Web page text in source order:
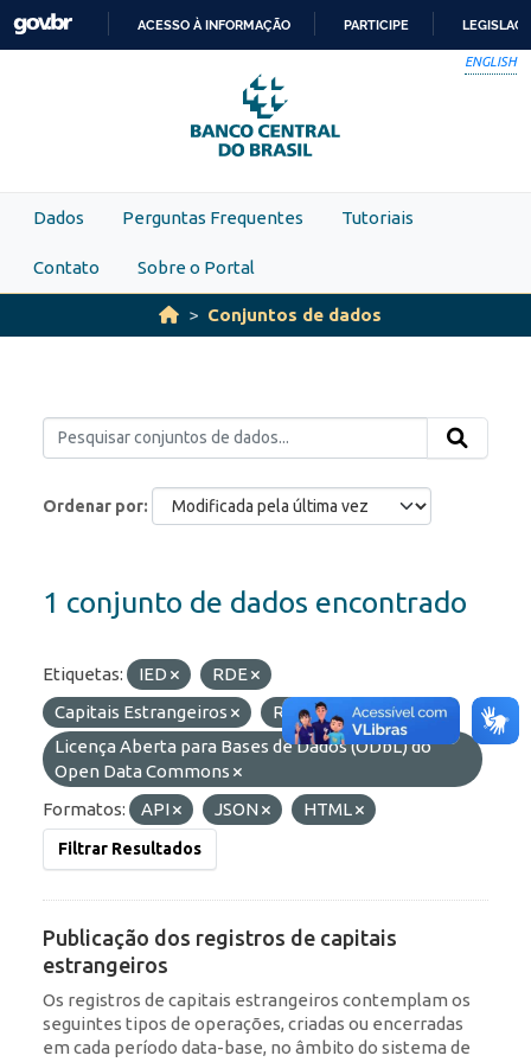
Skip to main content
PARA
O
CONTEÚDO
ACESSO À INFORMAÇÃO PARTICIPE
ENGLISH
Dados Perguntas Frequentes Tutoriais
Contato Sobre o Portal
Conjuntos de dados
Ordenar por
1 conjunto de dados encontrado
Etiquetas: IED
RDE
Capitais Estrangeiros
ROF
Licenças:
Licença Aberta para Bases de Dados (ODbL) do
Open Data Commons
Formatos:
API JSON HTML
Filtrar Resultados
Publicação dos registros de capitais
estrangeiros
Os registros de capitais estrangeiros contemplam os
seguintes tipos de operações, criadas ou encerradas
em cada período data-base, no âmbito do sistema de